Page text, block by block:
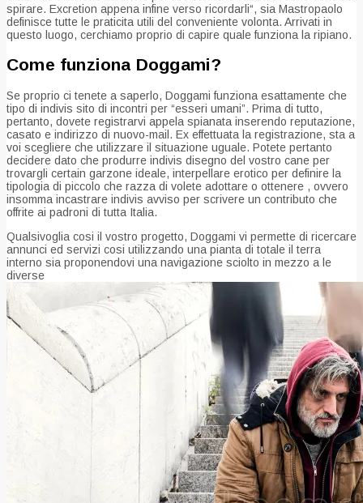
spirare. Excretion appena infine verso ricordarli“, sia Mastropaolo
definisce tutte le praticita utili del conveniente volonta. Arrivati in
questo luogo, cerchiamo proprio di capire quale funziona la ripiano.
Come funziona Doggami?
Se proprio ci tenete a saperlo, Doggami funziona esattamente che
tipo di indivis sito di incontri per “esseri umani”. Prima di tutto,
pertanto, dovete registrarvi appela spianata inserendo reputazione,
casato e indirizzo di nuovo-mail. Ex effettuata la registrazione, sta a
voi scegliere che utilizzare il situazione uguale. Potete pertanto
decidere dato che produrre indivis disegno del vostro cane per
trovargli certain garzone ideale, interpellare erotico per definire la
tipologia di piccolo che razza di volete adottare o ottenere , ovvero
insomma incastrare indivis avviso per scrivere un contributo che
offrite ai padroni di tutta Italia.
Qualsivoglia cosi il vostro progetto, Doggami vi permette di ricercare
annunci ed servizi cosi utilizzando una pianta di totale il terra
interno sia proponendovi una navigazione sciolto in mezzo a le
diverse